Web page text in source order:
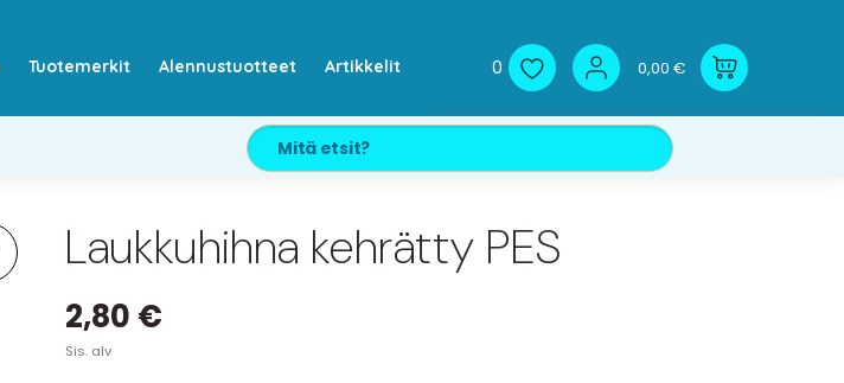
Tuotemerkit Alennustuotteet Artikkelit 0 0,00 €
Laukkuhihna kehrätty PES
2,80 €
Sis. alv